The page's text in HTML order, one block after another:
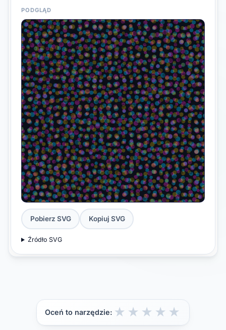
PODGLĄD
Pobierz SVG Kopiuj SVG
Źródło SVG
Oceń to narzędzie: ★
★
★
★
★